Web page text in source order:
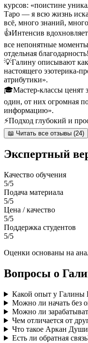
курсов: «поистине
Таро — я всю жизнь
всё, много знаний,
👍Интенсив
все непонятные
отдельная
💡Галину описывают
настоящего эзотерика-
атрибутики».
🎓Мастер-классы ценят
один, от них огромная
информацию».
⚡Подход глубокий и
📖 Читать все отзывы (24)
Экспертный
Качество обучения
5/5
Подача материала
5/5
Цена / качество
5/5
Поддержка студентов
5/5
Оценки основаны на
Вопросы о
Какой опыт у Галины
Можно ли начать без
Можно ли
Чем отличается от
Что такое Аркан
Есть ли обратная